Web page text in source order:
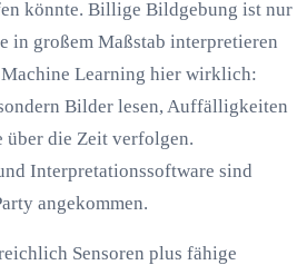
könnte. Billige Bildgebung ist nur
in großem Maßstab interpretieren
Learning hier wirklich:
Bilder lesen, Auffälligkeiten
über die Zeit verfolgen.
Interpretationssoftware sind
angekommen.
Sensoren plus fähige